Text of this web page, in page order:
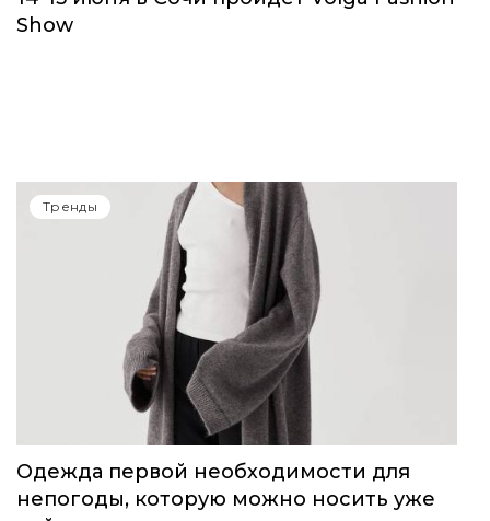
Show
Тренды
Одежда первой необходимости для
непогоды, которую можно носить уже